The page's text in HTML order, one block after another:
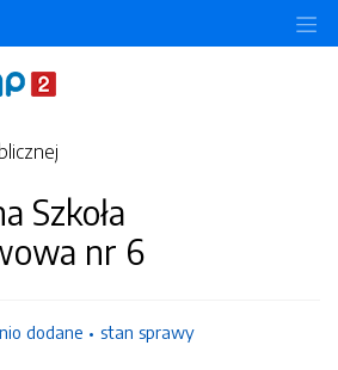
Szkoła
nr 6
dodane stan sprawy